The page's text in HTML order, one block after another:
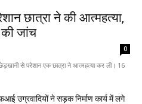
छात्रा ने की आत्महत्या,
जांच
0
से परेशान एक छात्रा ने आत्महत्या कर ली। 16
उग्रवादियों ने सड़क निर्माण कार्य में लगे